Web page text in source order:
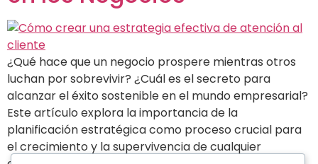
¿Qué hace que un negocio prospere mientras otros
luchan por sobrevivir? ¿Cuál es el secreto para
alcanzar el éxito sostenible en el mundo empresarial?
Este artículo explora la importancia de la
planificación estratégica como proceso crucial para
el crecimiento y la supervivencia de cualquier